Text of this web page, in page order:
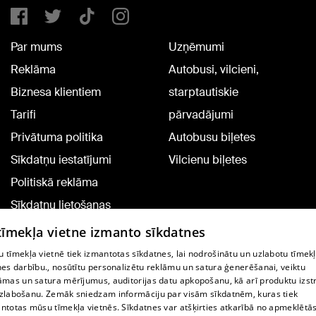
Par mums
Reklāma
Biznesa klientiem
Tarifi
Privātuma politika
Sīkdatņu iestatījumi
Politiskā reklāma
Sīkdatņu lietošanas
noteikumi
Komentāru pievienošana
Uzņēmumi
Autobusi, vilcieni,
starptautiskie
pārvadājumi
Autobusu biļetes
Vilcienu biļetes
TV programma
Līguma noteikumi
vietne izmanto sīkdatnes
tīmekļa vietnē tiek izmantotas sīkdatnes, lai nodrošinātu un uzlabotu
darbību., nosūtītu personalizētu reklāmu un satura ģenerēšanai, veiktu
un satura mērījumus, auditorijas datu apkopošanu, kā arī produktu
Zemāk sniedzam informāciju par visām sīkdatnēm, kuras tiek
mūsu tīmekļa vietnēs. Sīkdatnes var atšķirties atkarībā no